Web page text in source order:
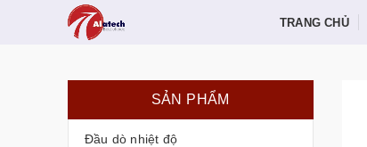
TRANG CHỦ
SẢN PHẨM
Đầu dò nhiệt độ